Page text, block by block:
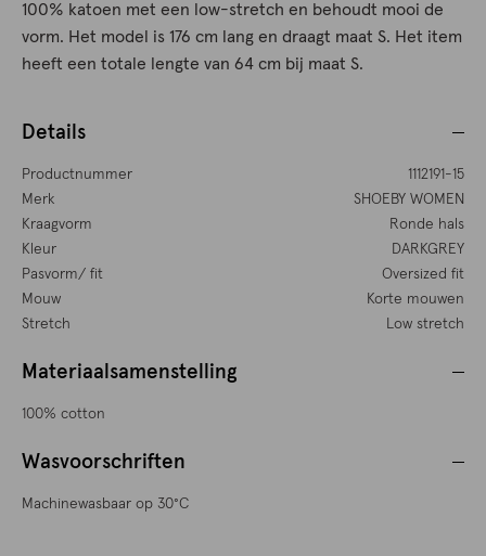
100% katoen met een low-stretch en behoudt mooi de
vorm. Het model is 176 cm lang en draagt maat S. Het item
heeft een totale lengte van 64 cm bij maat S.
Details
Productnummer
1112191-15
Merk
SHOEBY WOMEN
Kraagvorm
Ronde hals
Kleur
DARKGREY
Pasvorm/ fit
Oversized fit
Mouw
Korte mouwen
Stretch
Low stretch
Materiaalsamenstelling
100% cotton
Wasvoorschriften
Machinewasbaar op 30°C